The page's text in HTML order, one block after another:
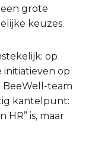
grote
keuzes.
op
op
BeeWell-team
kantelpunt:
HR” is, maar